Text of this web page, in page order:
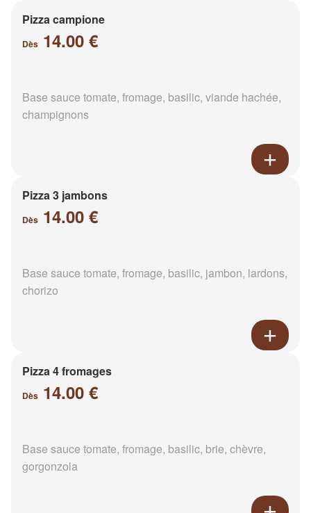
Pizza campione
Dès 14.00 €
Base sauce tomate, fromage, basilic, viande hachée,
champignons
Pizza 3 jambons
Dès 14.00 €
Base sauce tomate, fromage, basilic, jambon, lardons,
chorizo
Pizza 4 fromages
Dès 14.00 €
Base sauce tomate, fromage, basilic, brie, chèvre,
gorgonzola